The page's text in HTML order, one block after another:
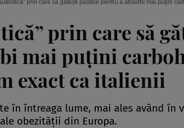
prin care să gătești pastele pentru a absorbi mai puțini
prin care să
mai puțini
exact ca italienii
în întreaga lume, mai ales având în
obezității din Europa.